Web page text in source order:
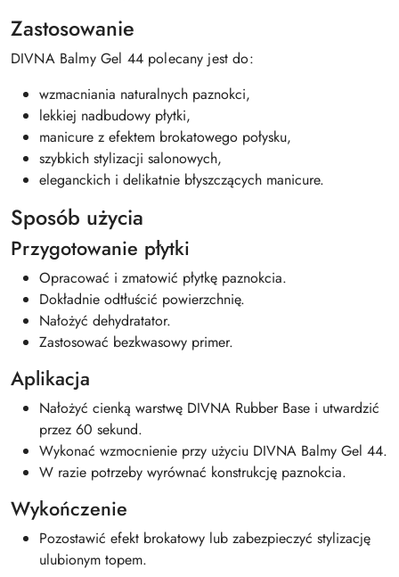
Zastosowanie
DIVNA Balmy Gel 44 polecany jest do:
wzmacniania naturalnych paznokci,
lekkiej nadbudowy płytki,
manicure z efektem brokatowego połysku,
szybkich stylizacji salonowych,
eleganckich i delikatnie błyszczących manicure.
Sposób użycia
Przygotowanie płytki
Opracować i zmatowić płytkę paznokcia.
Dokładnie odtłuścić powierzchnię.
Nałożyć dehydratator.
Zastosować bezkwasowy primer.
Aplikacja
Nałożyć cienką warstwę DIVNA Rubber Base i utwardzić
przez 60 sekund.
Wykonać wzmocnienie przy użyciu DIVNA Balmy Gel 44.
W razie potrzeby wyrównać konstrukcję paznokcia.
Wykończenie
Pozostawić efekt brokatowy lub zabezpieczyć stylizację
ulubionym topem.